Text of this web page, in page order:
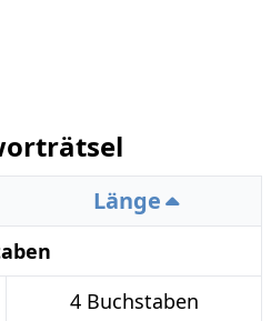
Länge
4 Buchstaben